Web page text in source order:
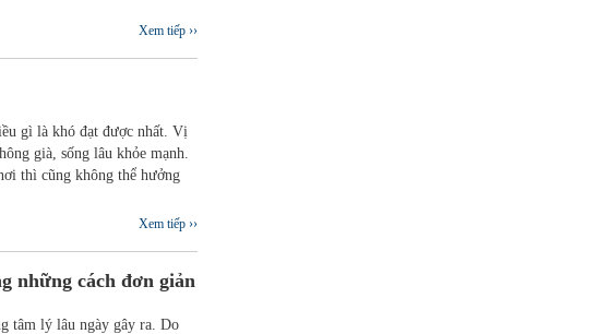
Xem tiếp ››
gì là khó đạt được nhất. Vị
già, sống lâu khỏe mạnh.
thì cũng không thể hưởng
Xem tiếp ››
những cách đơn giản
tâm lý lâu ngày gây ra. Do